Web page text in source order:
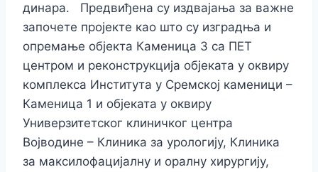
динара.
Предвиђена су издвајања за важне
започете пројекте као што су изградња и
опремање објекта Каменица 3 са ПЕТ
центром и реконструкција објеката у оквиру
комплекса Института у Сремској каменици –
Каменица 1 и објеката у оквиру
Универзитетског клиничког центра
Војводине – Клиника за урологију, Клиника
за максилофацијалну и оралну хирургију,